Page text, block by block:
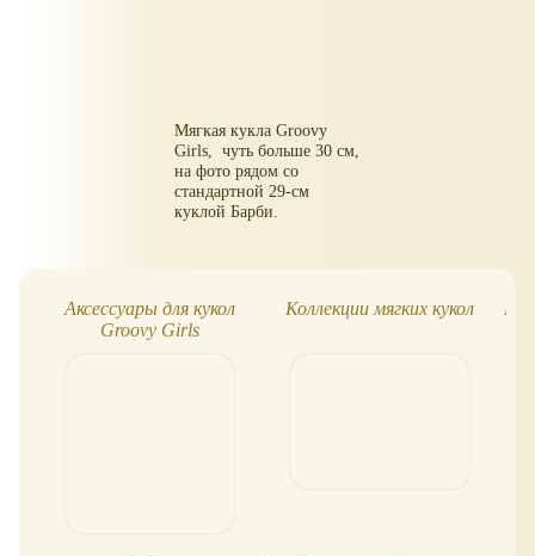
Мягкая кукла Groovy
Girls, чуть больше 30 см,
на фото рядом со
стандартной 29-см
куклой Барби.
Аксессуары для кукол
Groovy Girls
Коллекции мягких кукол